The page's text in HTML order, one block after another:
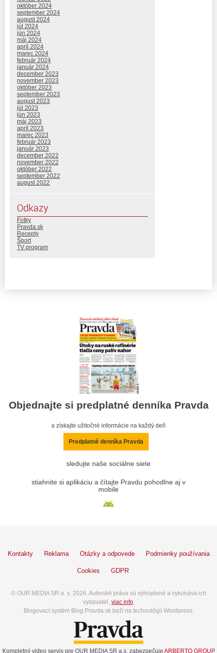
október 2024
september 2024
august 2024
júl 2024
jún 2024
máj 2024
apríl 2024
marec 2024
február 2024
január 2024
december 2023
november 2023
október 2023
september 2023
august 2023
júl 2023
jún 2023
máj 2023
apríl 2023
marec 2023
február 2023
január 2023
december 2022
november 2022
október 2022
september 2022
august 2022
Odkazy
Fotky
Pravda.sk
Recepty
Šport
TV program
Objednajte si predplatné denníka Pravda
a získajte užitočné informácie na každý deň
Predplatné denníka Pravda
sledujte naše sociálne siete
stiahnite si aplikáciu a čítajte Pravdu pohodlne aj v
mobile
Kontakty Reklama Otázky a odpovede Podmienky používania
Cookies GDPR
© OUR MEDIA SR a. s. 2026. Autorské práva sú vyhradené a vykonáva ich
vydavateľ, viac info.
Blogovací systém Blog.Pravda.sk beží na technológií Wordpress.
Kompletný video servis pre OUR MEDIA SR a.s. zabezpečuje ARBERTO GROUP